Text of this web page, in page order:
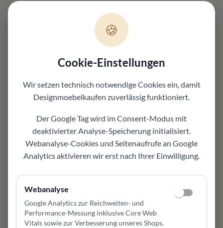
Design live erleben
In unserer Ausstellung erleben Sie Materialien, Proportionen
🍪
Cookie-Einstellungen
Wir setzen technisch notwendige Cookies ein, damit
Designmoebelkaufen zuverlässig funktioniert.
Der Google Tag wird im Consent-Modus mit
deaktivierter Analyse-Speicherung initialisiert.
Webanalyse-Cookies und Seitenaufrufe an Google
Analytics aktivieren wir erst nach Ihrer Einwilligung.
Webanalyse
Google Analytics zur Reichweiten- und
Performance-Messung inklusive Core Web
Vitals sowie zur Verbesserung unseres Shops.